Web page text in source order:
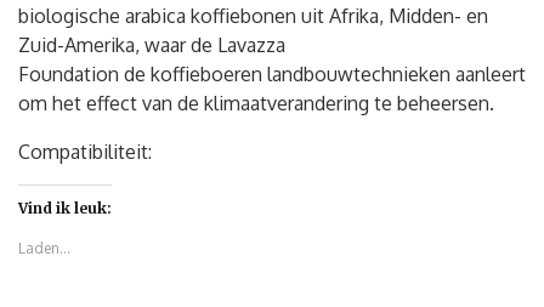
biologische arabica koffiebonen uit Afrika, Midden- en
Zuid-Amerika, waar de Lavazza
Foundation de koffieboeren landbouwtechnieken aanleert
om het effect van de klimaatverandering te beheersen.
Compatibiliteit:
Vind ik leuk:
Laden...